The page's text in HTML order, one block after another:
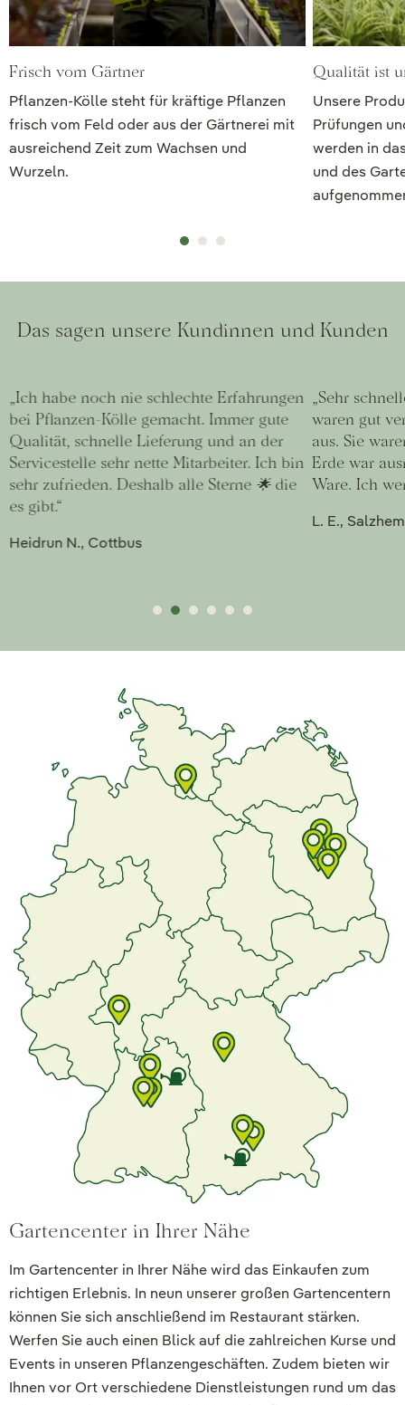
Frisch vom Gärtner
Pflanzen-Kölle steht für kräftige Pflanzen
frisch vom Feld oder aus der Gärtnerei mit
ausreichend Zeit zum Wachsen und
Wurzeln.
Qualität ist
Unsere
Prüfungen
werden in
und des
Das sagen unsere Kundinnen und Kunden
„Ich habe noch nie schlechte Erfahrungen
bei Pflanzen-Kölle gemacht. Immer gute
Qualität, schnelle Lieferung und an der
Servicestelle sehr nette Mitarbeiter. Ich bin
sehr zufrieden. Deshalb alle Sterne 🌟 die
es gibt.“
Heidrun N., Cottbus
„Sehr
waren gut
aus. Sie
Erde war
Ware. Ich
L. E.,
Gartencenter in Ihrer Nähe
Im Gartencenter in Ihrer Nähe wird das Einkaufen zum
richtigen Erlebnis. In neun unserer großen Gartencentern
können Sie sich anschließend im Restaurant stärken.
Werfen Sie auch einen Blick auf die zahlreichen Kurse und
Events in unseren Pflanzengeschäften. Zudem bieten wir
Ihnen vor Ort verschiedene Dienstleistungen rund um das